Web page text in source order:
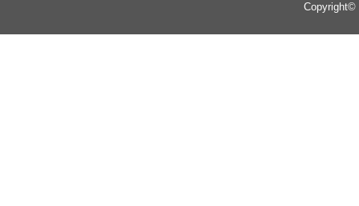
Copyright©